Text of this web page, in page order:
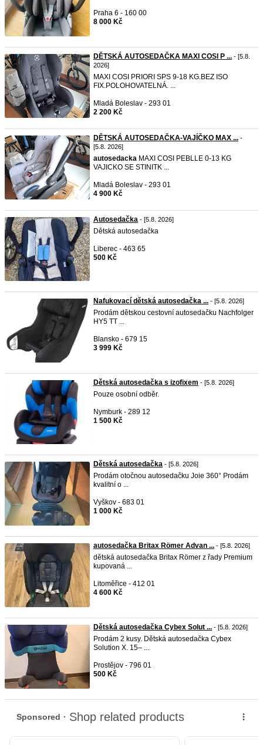
Praha 6 - 160 00
8 000 Kč
DĚTSKÁ AUTOSEDAČKA MAXI COSI P ... - [5.8.
2026]
MAXI COSI PRIORI SPS 9-18 KG.BEZ ISO
FIX.POLOHOVATELNÁ. ...
Mladá Boleslav - 293 01
2 200 Kč
DĚTSKÁ AUTOSEDAČKA-VAJÍČKO MAX ... -
[5.8. 2026]
autosedacka MAXI COSI PEBLLE 0-13 KG
VAJICKO SE STINITK ...
Mladá Boleslav - 293 01
4 900 Kč
Autosedačka - [5.8. 2026]
Dětská autosedačka
Liberec - 463 65
500 Kč
Nafukovací dětská autosedačka ... - [5.8. 2026]
Prodám dětskou cestovní autosedačku Nachfolger
HY5 TT ...
Blansko - 679 15
3 999 Kč
Dětská autosedačka s izofixem - [5.8. 2026]
Pouze osobní odběr.
Nymburk - 289 12
1 500 Kč
Dětská autosedačka - [5.8. 2026]
Prodám otočnou autosedačku Joie 360° Prodám
kvalitní o ...
Vyškov - 683 01
1 000 Kč
autosedačka Britax Römer Advan ... - [5.8. 2026]
dětská autosedačka Britax Römer z řady Premium
kupovaná ...
Litoměřice - 412 01
4 600 Kč
Dětská autosedačka Cybex Solut ... - [5.8. 2026]
Prodám 2 kusy. Dětská autosedačka Cybex
Solution X. 15– ...
Prostějov - 796 01
500 Kč